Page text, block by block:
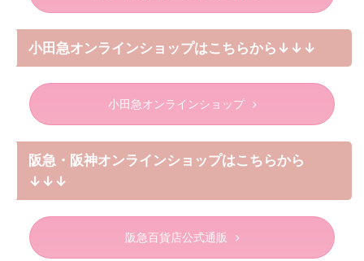
小田急オンラインショップはこちらから↓↓↓
小田急オンラインショップ
阪急・阪神オンラインショップはこちらから
↓↓↓
阪急百貨店公式通販